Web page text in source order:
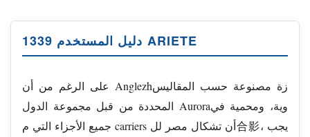
دليل المستخدم 1339 ARIETE
على الرغم من أن Anglezhزة مصنوعة حسب المقاليس
المحددة من قبل مجموعة الدول Auroraوية، ومحمية في
جميع الأجزاء التي م carriers أن تشكال مصر لل合影، يجب